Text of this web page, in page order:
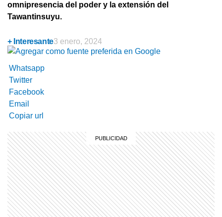
omnipresencia del poder y la extensión del
Tawantinsuyu.
+ Interesante3 enero, 2024
Whatsapp
Twitter
Facebook
Email
Copiar url